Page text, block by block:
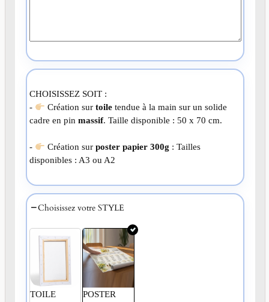
CHOISISSEZ SOIT :
-
Création sur toiletendue à la main sur un solide
cadre en pin massif. Taille disponible : 50 x 70 cm.
- Création sur poster papier 300g : Tailles
disponibles : A3 ou A2
Choisissez votre STYLE
TOILE
POSTER